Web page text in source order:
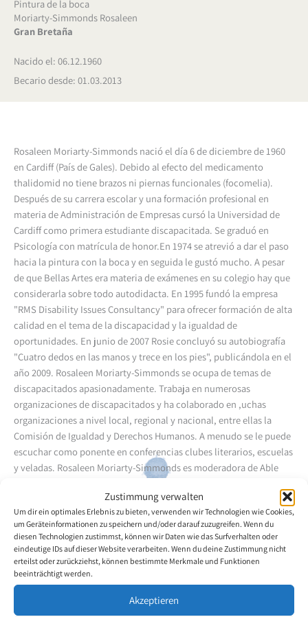
Zustimmung verwalten
Um dir ein optimales Erlebnis zu bieten, verwenden wir Technologien wie Cookies,
um Geräteinformationen zu speichern und/oder darauf zuzugreifen. Wenn du
diesen Technologien zustimmst, können wir Daten wie das Surfverhalten oder
eindeutige IDs auf dieser Website verarbeiten. Wenn du deine Zustimmung nicht
erteilst oder zurückziehst, können bestimmte Merkmale und Funktionen
beeinträchtigt werden.
Akzeptieren
Pintura de la boca
Moriarty-Simmonds Rosaleen
Gran Bretaña
Nacido el: 06.12.1960
Becario desde: 01.03.2013
Rosaleen Moriarty-Simmonds nació el día 6 de diciembre de 1960
en Cardiff (País de Gales). Debido al efecto del medicamento
thalidomid no tiene brazos ni piernas funcionales (focomelia).
Después de su carrera escolar y una formación profesional en
materia de Administración de Empresas cursó la Universidad de
Cardiff como primera estudiante discapacitada. Se graduó en
Psicología con matrícula de honor.En 1974 se atrevió a dar el paso
hacia la pintura con la boca y en seguida le gustó mucho. A pesar
de que Bellas Artes era materia de exámenes en su colegio hay que
considerarla sobre todo autodidacta. En 1995 fundó la empresa
"RMS Disability Issues Consultancy" para ofrecer formación de alta
calidad en el tema de la discapacidad y la igualdad de
oportunidades. En junio de 2007 Rosie concluyó su autobiografía
"Cuatro dedos en las manos y trece en los pies", publicándola en el
año 2009. Rosaleen Moriarty-Simmonds se ocupa de temas de
discapacitados apasionadamente. Trabaja en numerosas
organizaciones de discapacitados y ha colaborado en ,uchas
organizaciones a nivel local, regional y nacional, entre ellas la
Comisión de Igualdad y Derechos Humanos. A menudo se le puede
escuchar como ponente en conferencias clubes literarios, escuelas
y veladas. Rosaleen Moriarty-Simmonds es moderadora de Able
propia para la BBC Radio de Gales. Recientemente tenía el encargo
de moderar cuatro programas titulados "El Mundo de Rosie" que
fueron emitidos en verano. Últimamente también se dedica al
trabajo de actriz. Así ya participó en tres lecturas de los
"Monólogos D" de Kaite O'Reilly. Su proyecto más reciente fue una
versión singular de la comedia griega "Las aves" de Aristófanes en
colaboración con el Unusual Stage School. Los cuadros de la
artista muestran un amplio repertorio de motivos que va desde las